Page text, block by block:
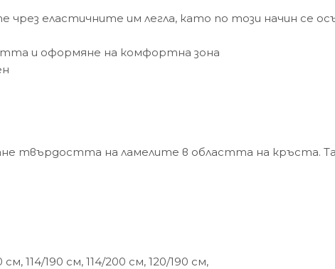
чрез еластичните им легла, като по този начин
и оформяне на комфортна зона
твърдостта на ламелите в областта на кръста.
см, 114/190 см, 114/200 см, 120/190 см,